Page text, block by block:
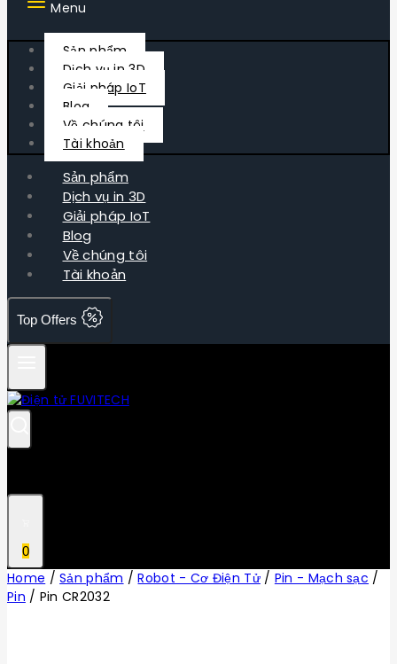
Menu
Sản phẩm
Dịch vụ in 3D
Giải pháp IoT
Blog
Về chúng tôi
Tài khoản
Sản phẩm
Dịch vụ in 3D
Giải pháp IoT
Blog
Về chúng tôi
Tài khoản
Top Offers
0
Home / Sản phẩm / Robot - Cơ Điện Tử / Pin - Mạch sạc /
Pin / Pin CR2032